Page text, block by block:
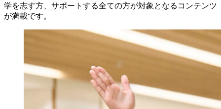
学を志す方、サポートする全ての方が対象となるコンテンツ
が満載です。